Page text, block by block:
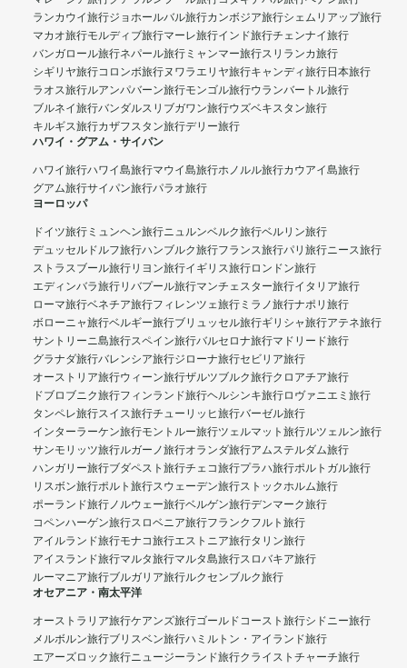
ランカウイ旅行ジョホールバル旅行カンボジア旅行シェムリアップ旅行
マカオ旅行モルディブ旅行マーレ旅行インド旅行チェンナイ旅行
バンガロール旅行ネパール旅行 ミャンマー旅行スリランカ旅行
シギリヤ旅行コロンボ旅行ヌワラエリヤ旅行キャンディ旅行日本旅行
ラオス旅行ルアンパバーン旅行モンゴル旅行ウランバートル旅行
ブルネイ旅行バンダルスリブガワン旅行ウズベキスタン旅行
キルギス旅行カザフスタン旅行デリー旅行
ハワイ・グアム・サイパン
ハワイ旅行ハワイ島旅行マウイ島旅行ホノルル旅行カウアイ島旅行
グアム旅行サイパン旅行パラオ旅行
ヨーロッパ
ドイツ旅行 ミュンヘン旅行ニュルンベルク旅行ベルリン旅行
デュッセルドルフ旅行ハンブルク旅行フランス旅行パリ旅行ニース旅行
ストラスブール旅行リヨン旅行イギリス旅行ロンドン旅行
エディンバラ旅行リバプール旅行マンチェスター旅行イタリア旅行
ローマ旅行ベネチア旅行フィレンツェ旅行 ミラノ旅行ナポリ旅行
ボローニャ旅行ベルギー旅行ブリュッセル旅行ギリシャ旅行アテネ旅行
サントリーニ島旅行スペイン旅行バルセロナ旅行マドリード旅行
グラナダ旅行バレンシア旅行ジローナ旅行セビリア旅行
オーストリア旅行ウィーン旅行ザルツブルク旅行クロアチア旅行
ドブロブニク旅行フィンランド旅行ヘルシンキ旅行ロヴァニエミ旅行
タンペレ旅行スイス旅行チューリッヒ旅行バーゼル旅行
インターラーケン旅行モントルー旅行ツェルマット旅行ルツェルン旅行
サンモリッツ旅行ルガーノ旅行オランダ旅行アムステルダム旅行
ハンガリー旅行ブダペスト旅行チェコ旅行プラハ旅行ポルトガル旅行
リスボン旅行ポルト旅行スウェーデン旅行ストックホルム旅行
ポーランド旅行ノルウェー旅行ベルゲン旅行デンマーク旅行
コペンハーゲン旅行スロベニア旅行フランクフルト旅行
アイルランド旅行モナコ旅行エストニア旅行タリン旅行
アイスランド旅行マルタ旅行マルタ島旅行スロバキア旅行
ルーマニア旅行ブルガリア旅行ルクセンブルク旅行
オセアニア・南太平洋
オーストラリア旅行ケアンズ旅行ゴールドコースト旅行シドニー旅行
メルボルン旅行ブリスベン旅行ハミルトン・アイランド旅行
エアーズロック旅行ニュージーランド旅行クライストチャーチ旅行